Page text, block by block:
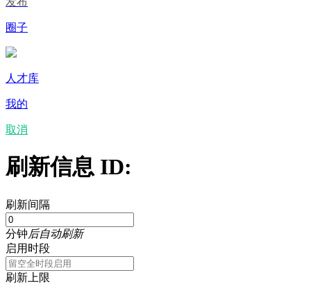
圈子
人才库
我的
取消
刷新信息 ID:
刷新间隔
分钟后自动刷新
启用时段
刷新上限